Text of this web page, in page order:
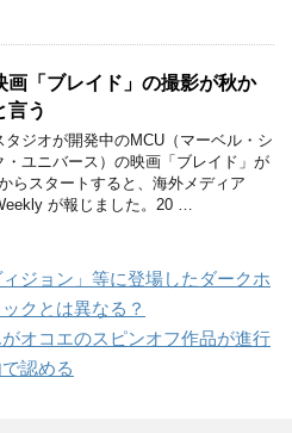
画「ブレイド」の撮影が秋か
言う
タジオが開発中のMCU（マーベル・シ
・ユニバース）の映画「ブレイド」が
らスタートすると、海外メディア
が報じました。20 …
ィジョン」等に登場したダークホ
クとは異なる？
オコエのスピンオフ作品が進行
認める